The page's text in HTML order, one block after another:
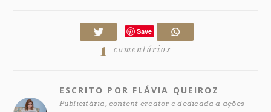
Save
1 comentários
ESCRITO POR FLÁVIA QUEIROZ
Publicitária, content creator e dedicada a ações